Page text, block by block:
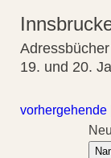
19. und 20.
vorhergehende